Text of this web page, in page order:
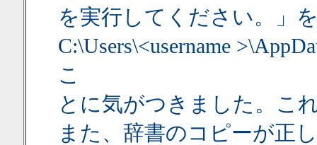
を実行してください。」
C:\Users\<username
こ
とに気がつきました。こ
また、辞書のコピーが正